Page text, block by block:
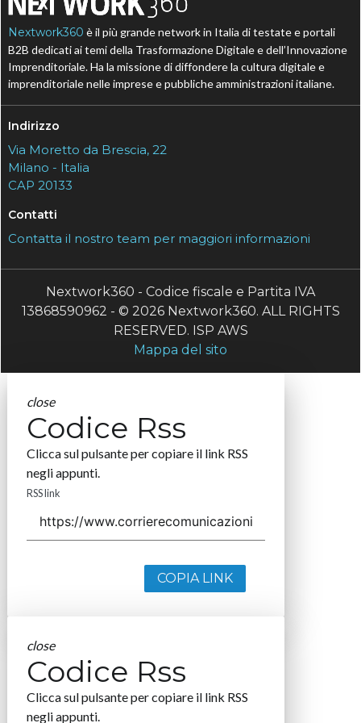
Nextwork360 è il più grande network in Italia di testate e portali
B2B dedicati ai temi della Trasformazione Digitale e dell’Innovazione
Imprenditoriale. Ha la missione di diffondere la cultura digitale e
imprenditoriale nelle imprese e pubbliche amministrazioni italiane.
Indirizzo
Via Moretto da Brescia, 22
Milano - Italia
CAP 20133
Contatti
Contatta il nostro team per maggiori informazioni
Nextwork360 - Codice fiscale e Partita IVA
13868590962 - © 2026 Nextwork360. ALL RIGHTS
RESERVED. ISP AWS
Mappa del sito
close
Codice Rss
Clicca sul pulsante per copiare il link RSS
negli appunti.
RSS link
COPIA LINK
close
Codice Rss
Clicca sul pulsante per copiare il link RSS
negli appunti.